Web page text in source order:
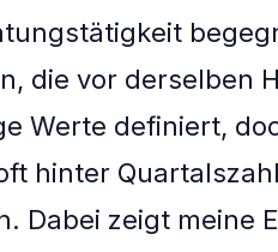
die vor derselben
Werte definiert,
hinter
Dabei zeigt meine